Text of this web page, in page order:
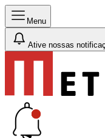
Menu
Ative nossas